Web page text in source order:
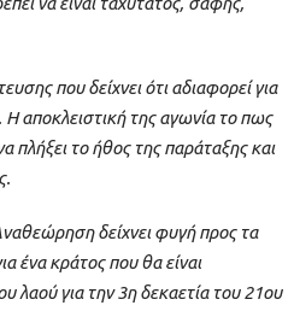
που δείχνει ότι αδιαφορεί για
αποκλειστική της αγωνία το πως
πλήξει το ήθος της παράταξης και
δείχνει φυγή προς τα
ένα κράτος που θα είναι
λαού για την 3η δεκαετία του 21ου